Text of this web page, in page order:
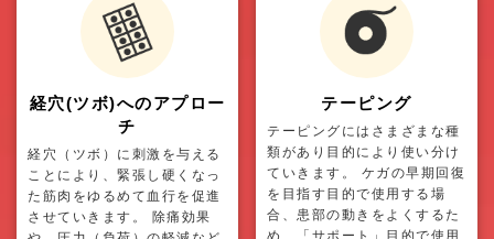
経穴(ツボ)へのアプロー
チ
経穴（ツボ）に刺激を与える
ことにより、緊張し硬くなっ
た筋肉をゆるめて血行を促進
させていきます。 除痛効果
テーピング
テーピングにはさまざまな種
類があり目的により使い分け
ていきます。 ケガの早期回復
を目指す目的で使用する場
合、患部の動きをよくするた
め、「サポート」目的で使用